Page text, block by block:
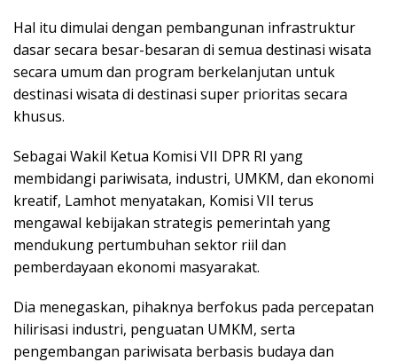
Hal itu dimulai dengan pembangunan infrastruktur
dasar secara besar-besaran di semua destinasi wisata
secara umum dan program berkelanjutan untuk
destinasi wisata di destinasi super prioritas secara
khusus.
Sebagai Wakil Ketua Komisi VII DPR RI yang
membidangi pariwisata, industri, UMKM, dan ekonomi
kreatif, Lamhot menyatakan, Komisi VII terus
mengawal kebijakan strategis pemerintah yang
mendukung pertumbuhan sektor riil dan
pemberdayaan ekonomi masyarakat.
Dia menegaskan, pihaknya berfokus pada percepatan
hilirisasi industri, penguatan UMKM, serta
pengembangan pariwisata berbasis budaya dan